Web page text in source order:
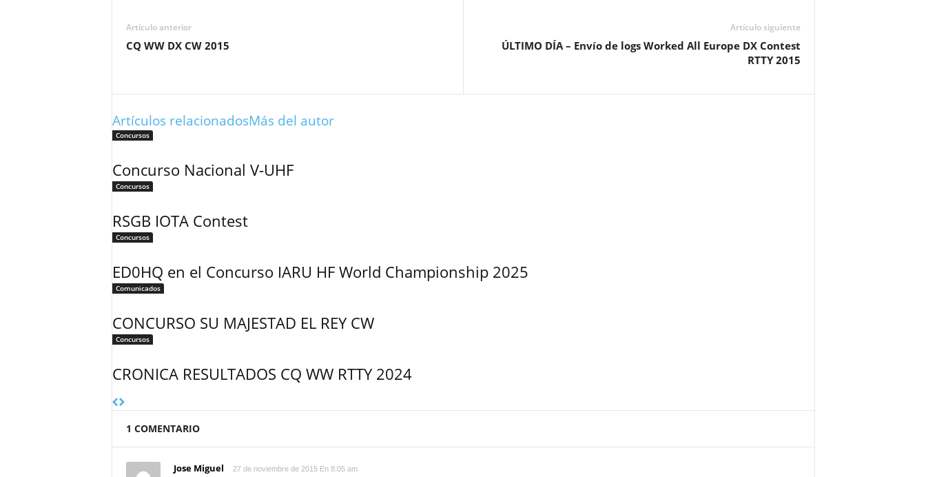
Artículo anterior
CQ WW DX CW 2015
Artículo siguiente
ÚLTIMO DÍA – Envío de logs Worked All Europe DX Contest
RTTY 2015
Artículos relacionadosMás del autor
Concursos
Concurso Nacional V-UHF
Concursos
RSGB IOTA Contest
Concursos
ED0HQ en el Concurso IARU HF World Championship 2025
Comunicados
CONCURSO SU MAJESTAD EL REY CW
Concursos
CRONICA RESULTADOS CQ WW RTTY 2024
1 COMENTARIO
Jose Miguel 27 de noviembre de 2015 En 8:05 am